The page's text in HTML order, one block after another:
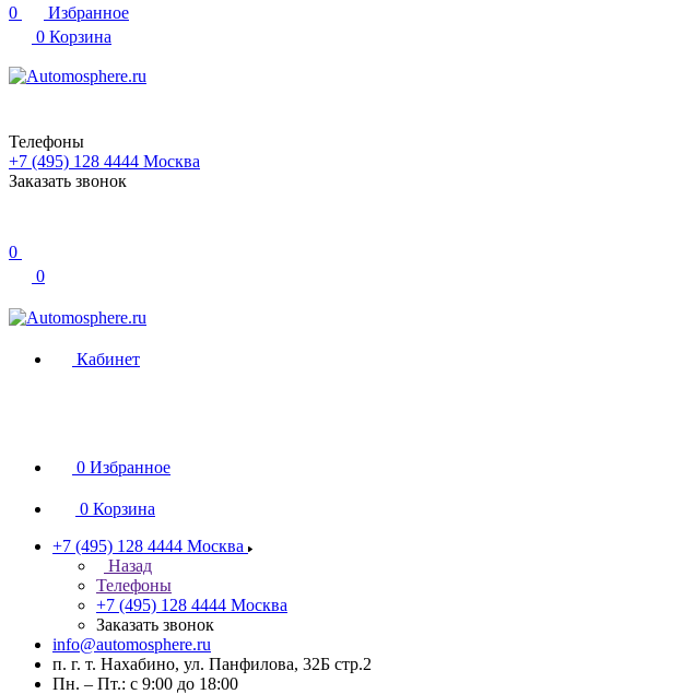
0
Избранное
0 Корзина
Телефоны
+7 (495) 128 4444 Москва
Заказать звонок
0
0
Кабинет
0 Избранное
0 Корзина
+7 (495) 128 4444 Москва
Назад
Телефоны
+7 (495) 128 4444 Москва
Заказать звонок
info@automosphere.ru
п. г. т. Нахабино, ул. Панфилова, 32Б стр.2
Пн. – Пт.: с 9:00 до 18:00